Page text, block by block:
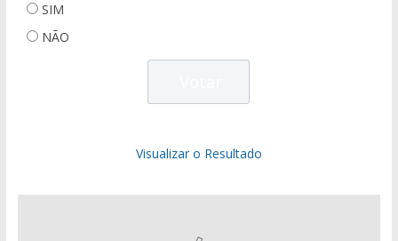
SIM
NÃO
Visualizar o Resultado